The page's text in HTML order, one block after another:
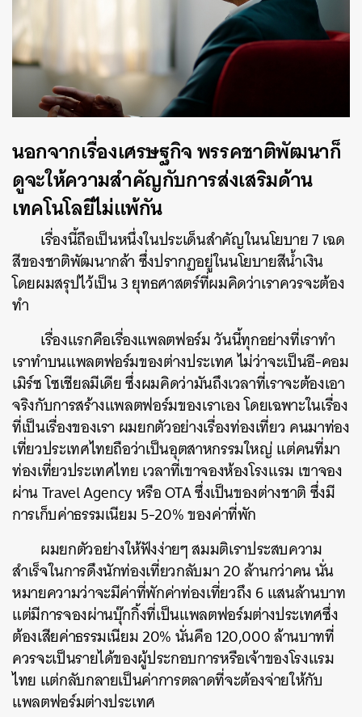
นอกจากเรื่องเศรษฐกิจ พรรคชาติพัฒนาก็
ดูจะให้ความสำคัญกับการส่งเสริมด้าน
เทคโนโลยีไม่แพ้กัน
เรื่องนี้ถือเป็นหนึ่งในประเด็นสำคัญในนโยบาย 7 เฉด
สีของชาติพัฒนากล้า ซึ่งปรากฏอยู่ในนโยบายสีน้ำเงิน
โดยผมสรุปไว้เป็น 3 ยุทธศาสตร์ที่ผมคิดว่าเราควรจะต้อง
ทำ
เรื่องแรกคือเรื่องแพลตฟอร์ม วันนี้ทุกอย่างที่เราทำ
เราทำบนแพลตฟอร์มของต่างประเทศ ไม่ว่าจะเป็นอี-คอม
เมิร์ซ โซเชียลมีเดีย ซึ่งผมคิดว่ามันถึงเวลาที่เราจะต้องเอา
จริงกับการสร้างแพลตฟอร์มของเราเอง โดยเฉพาะในเรื่อง
ที่เป็นเรื่องของเรา ผมยกตัวอย่างเรื่องท่องเที่ยว คนมาท่อง
เที่ยวประเทศไทยถือว่าเป็นอุตสาหกรรมใหญ่ แต่คนที่มา
ท่องเที่ยวประเทศไทย เวลาที่เขาจองห้องโรงแรม เขาจอง
ผ่าน Travel Agency หรือ OTA ซึ่งเป็นของต่างชาติ ซึ่งมี
การเก็บค่าธรรมเนียม 5-20% ของค่าที่พัก
ผมยกตัวอย่างให้ฟังง่ายๆ สมมติเราประสบความ
สำเร็จในการดึงนักท่องเที่ยวกลับมา 20 ล้านกว่าคน นั่น
หมายความว่าจะมีค่าที่พักค่าท่องเที่ยวถึง 6 แสนล้านบาท
แต่มีการจองผ่านบุ๊กกิ้งที่เป็นแพลตฟอร์มต่างประเทศซึ่ง
ต้องเสียค่าธรรมเนียม 20% นั่นคือ 120,000 ล้านบาทที่
ควรจะเป็นรายได้ของผู้ประกอบการหรือเจ้าของโรงแรม
ไทย แต่กลับกลายเป็นค่าการตลาดที่จะต้องจ่ายให้กับ
แพลตฟอร์มต่างประเทศ